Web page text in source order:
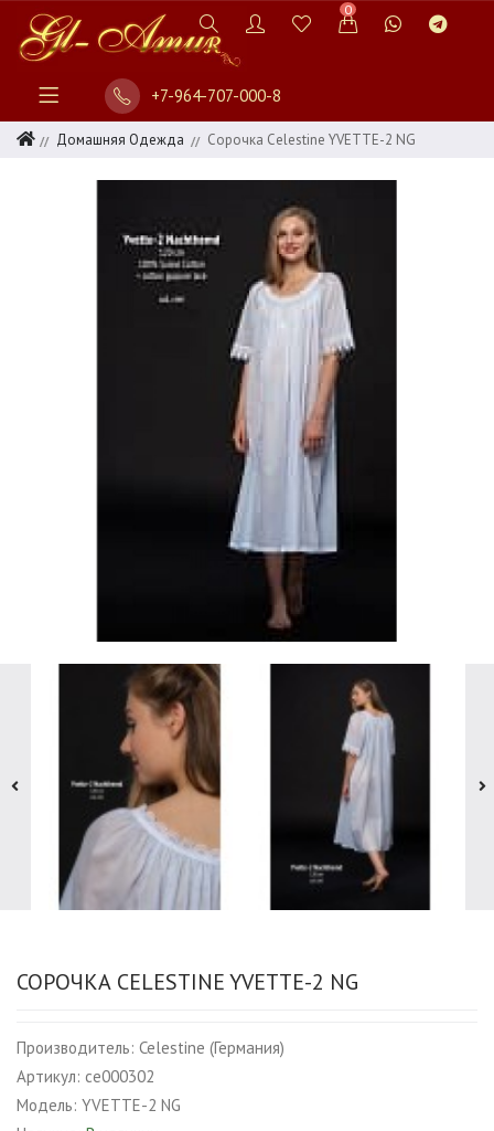
0
+7-964-707-000-8
Домашняя Одежда Сорочка Celestine YVETTE-2 NG
СОРОЧКА CELESTINE YVETTE-2 NG
Производитель: Celestine (Германия)
Артикул: ce000302
Модель: YVETTE-2 NG